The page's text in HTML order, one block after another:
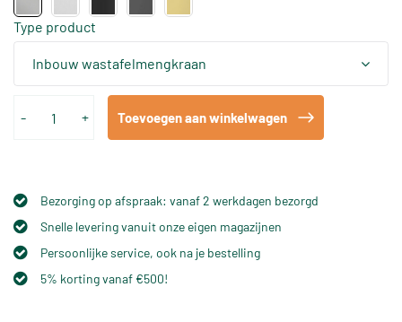
Type product
Inbouw wastafelmengkraan
- + Toevoegen aan winkelwagen
Bezorging op afspraak: vanaf 2 werkdagen bezorgd
Snelle levering vanuit onze eigen magazijnen
Persoonlijke service, ook na je bestelling
5% korting vanaf €500!